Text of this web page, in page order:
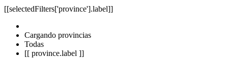
[[selectedFilters['province'].label]]
Cargando provincias
Todas
[[ province.label ]]